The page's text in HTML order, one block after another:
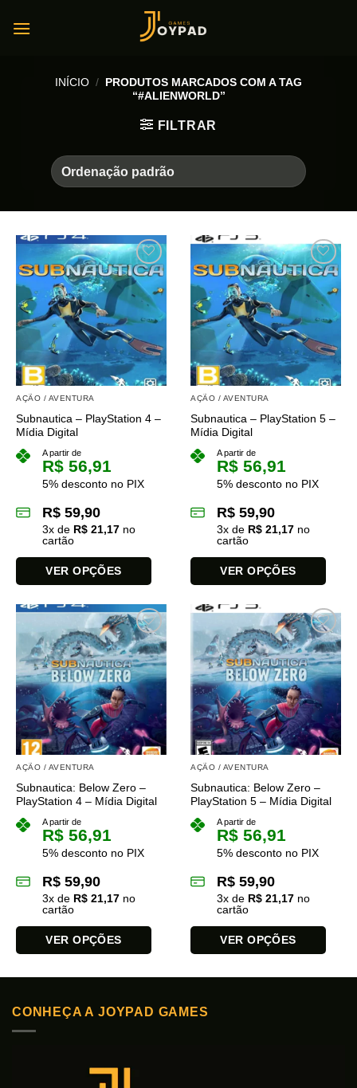
INÍCIO / PRODUTOS MARCADOS COM A TAG
“#ALIENWORLD”
FILTRAR
AÇÃO / AVENTURA
Subnautica – PlayStation 4 –
Mídia Digital
A partir de
R$ 56,91
5% desconto no PIX
R$ 59,90
3x de R$ 21,17 no
cartão
VER OPÇÕES
produto
várias
variantes.
As
opções
podem
ser
escolhidas
do
produto
AÇÃO / AVENTURA
Subnautica – PlayStation 5 –
Mídia Digital
A partir de
R$ 56,91
5% desconto no PIX
R$ 59,90
3x de R$ 21,17 no
cartão
VER OPÇÕES
produto
várias
variantes.
As
opções
podem
ser
escolhidas
do
produto
AÇÃO / AVENTURA
Subnautica: Below Zero –
PlayStation 4 – Mídia Digital
A partir de
R$ 56,91
5% desconto no PIX
R$ 59,90
3x de R$ 21,17 no
cartão
VER OPÇÕES
produto
várias
variantes.
AÇÃO / AVENTURA
Subnautica: Below Zero –
PlayStation 5 – Mídia Digital
A partir de
R$ 56,91
5% desconto no PIX
R$ 59,90
3x de R$ 21,17 no
cartão
VER OPÇÕES
produto
várias
CONHEÇA A JOYPAD GAMES